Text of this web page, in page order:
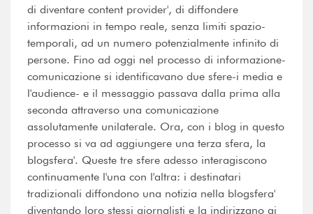
di diventare content provider', di diffondere
informazioni in tempo reale, senza limiti spazio-
temporali, ad un numero potenzialmente infinito di
persone. Fino ad oggi nel processo di informazione-
comunicazione si identificavano due sfere-i media e
l'audience- e il messaggio passava dalla prima alla
seconda attraverso una comunicazione
assolutamente unilaterale. Ora, con i blog in questo
processo si va ad aggiungere una terza sfera, la
blogsfera'. Queste tre sfere adesso interagiscono
continuamente l'una con l'altra: i destinatari
tradizionali diffondono una notizia nella blogsfera'
diventando loro stessi giornalisti e la indirizzano ai